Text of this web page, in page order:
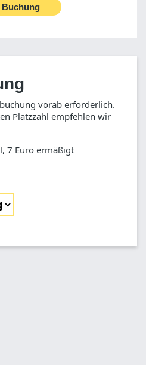
Buchung
vorab erforderlich.
Platzzahl empfehlen wir
7 Euro ermäßigt